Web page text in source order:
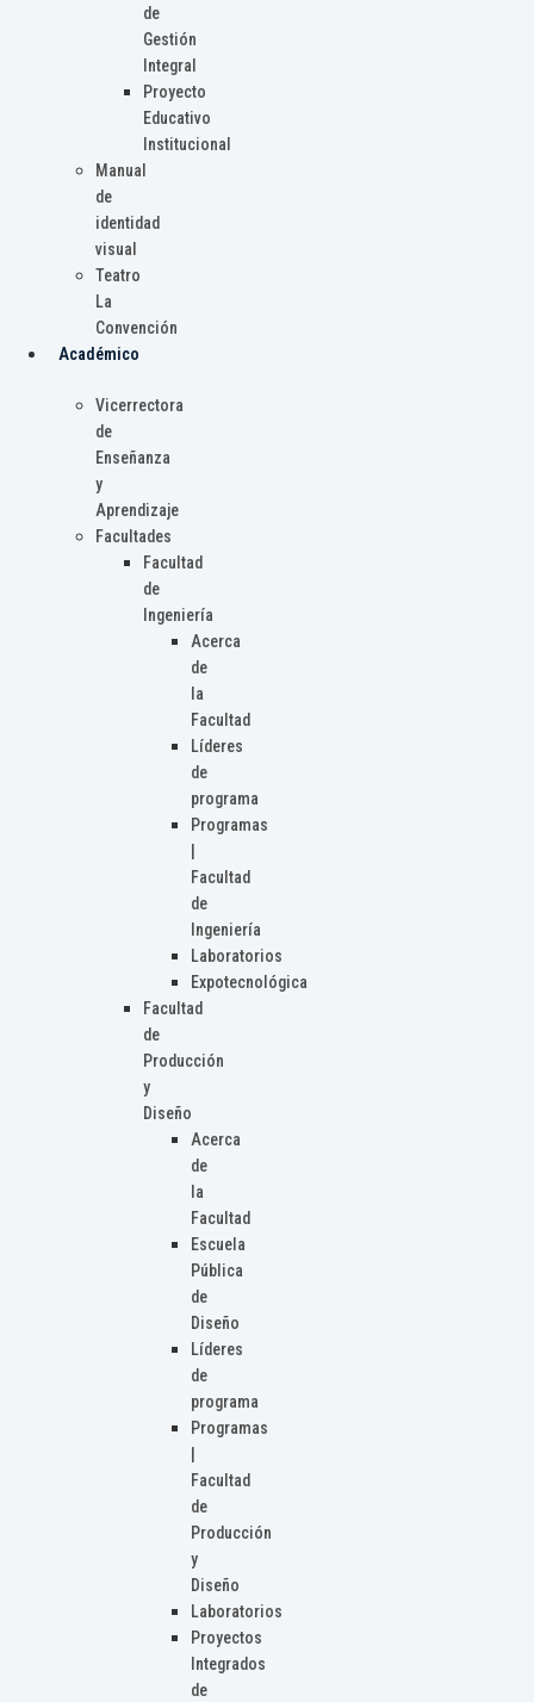
de
Gestión
Integral
Proyecto
Educativo
Institucional
Manual
de
identidad
visual
Teatro
La
Convención
Académico
Vicerrectora
de
Enseñanza
y
Aprendizaje
Facultades
Facultad
de
Ingeniería
Acerca
de
la
Facultad
Líderes
de
programa
Programas
Facultad
de
Ingeniería
Laboratorios
Expotecnológica
Facultad
de
Producción
y
Diseño
Acerca
de
la
Facultad
Escuela
Pública
de
Diseño
Líderes
de
programa
Programas
Facultad
de
Producción
y
Diseño
Laboratorios
Proyectos
Integrados
de